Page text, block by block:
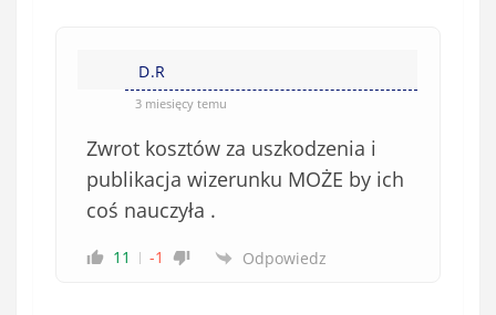
D.R
3 miesięcy temu
Zwrot kosztów za uszkodzenia i
publikacja wizerunku MOŻE by ich
coś nauczyła .
11 -1 Odpowiedz